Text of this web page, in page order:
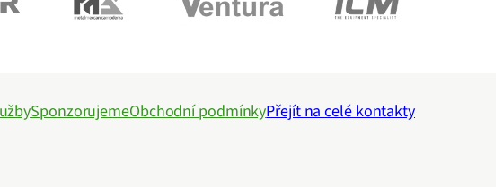
SponzorujemeObchodní podmínkyPřejít na celé kontakty